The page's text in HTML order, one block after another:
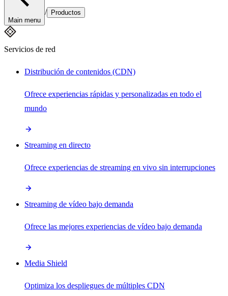
Main menu
/ Productos
Servicios de red
Distribución de contenidos (CDN)
Ofrece experiencias rápidas y personalizadas en todo el
mundo
Streaming en directo
Ofrece experiencias de streaming en vivo sin interrupciones
Streaming de vídeo bajo demanda
Ofrece las mejores experiencias de vídeo bajo demanda
Media Shield
Optimiza los despliegues de múltiples CDN